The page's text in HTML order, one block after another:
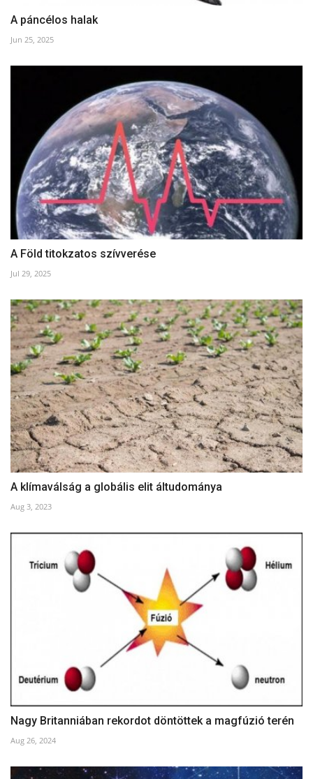
A páncélos halak
Jun 25, 2025
A Föld titokzatos szívverése
Jul 29, 2025
A klímaválság a globális elit áltudománya
Aug 3, 2023
Nagy Britanniában rekordot döntöttek a magfúzió terén
Aug 26, 2024